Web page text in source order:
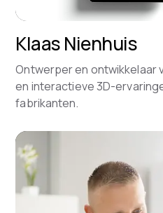
Klaas Nienhuis
Ontwerper en
en interactieve 3D-
fabrikanten.